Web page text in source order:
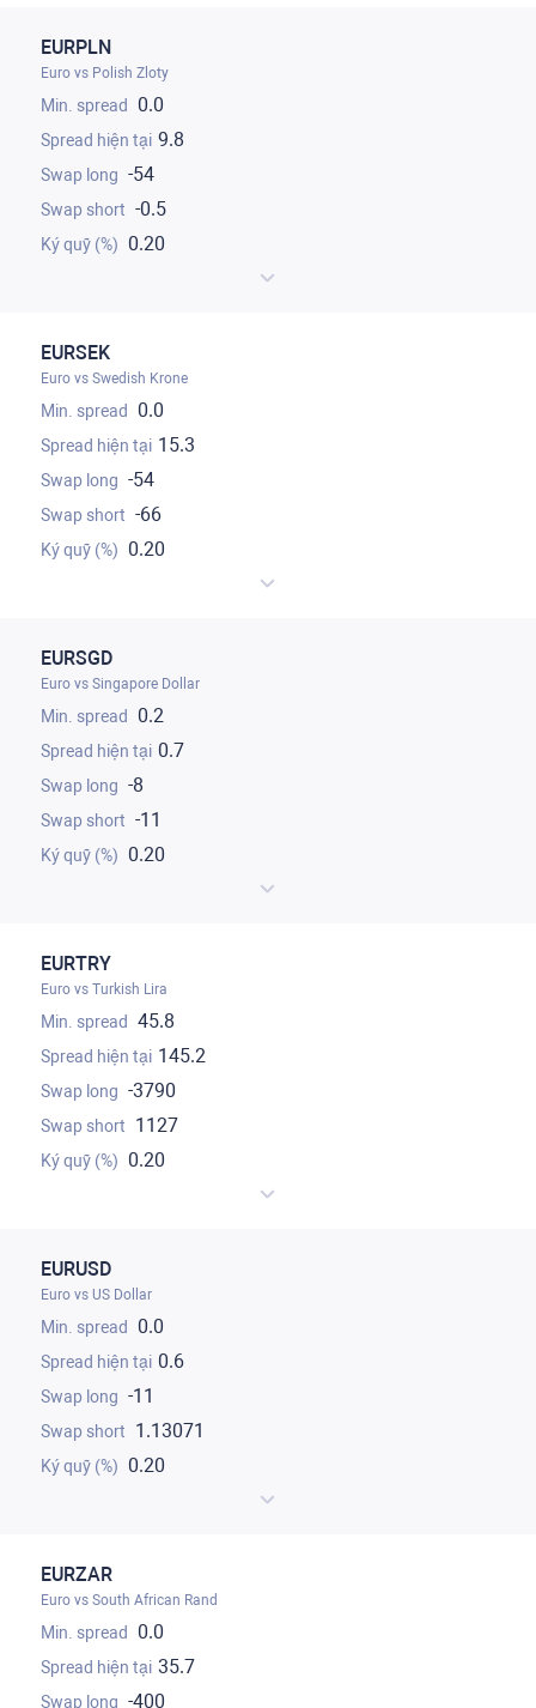
EURPLN
Euro vs Polish Zloty
0.0
9.8
-54
-0.5
0.20
EURSEK
Euro vs Swedish Krone
0.0
15.3
-54
-66
0.20
EURSGD
Euro vs Singapore Dollar
0.2
0.7
-8
-11
0.20
EURTRY
Euro vs Turkish Lira
45.8
145.2
-3790
1127
0.20
EURUSD
Euro vs US Dollar
0.0
0.6
-11
1.13071
0.20
EURZAR
Euro vs South African Rand
0.0
35.7
-400